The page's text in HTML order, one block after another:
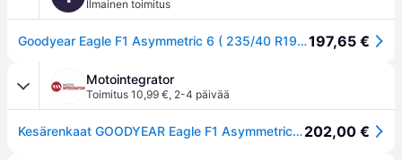
Ilmainen toimitus
Goodyear Eagle F1 Asymmetric 6 ( 235/40 R19 96Y XL EVR, vannesuojalla (MFS) )197,65 €
Motointegrator
Toimitus 10,99 €, 2-4 päivää
Kesärenkaat GOODYEAR Eagle F1 Asymmetric 6 235/40R19 XL 96Y202,00 €